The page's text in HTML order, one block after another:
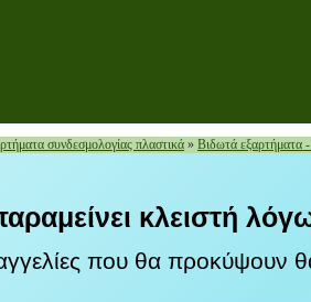
συνδεσμολογίας πλαστικά » Βιδωτά εξαρτήματα
κλειστή
που θα προκύψουν